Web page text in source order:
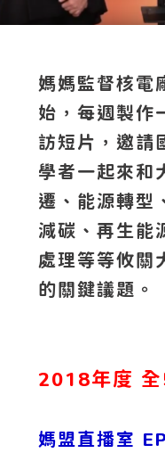
媽媽監督核電
始，每週製作
訪短片，邀請
學者一起來和
遷、能源轉型
減碳、再生能
處理等等攸關
的關鍵議題。
2018年度
媽盟直播室